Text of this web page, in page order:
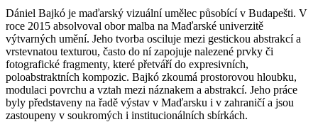
Dániel Bajkó je maďarský vizuální umělec působící v Budapešti. V
roce 2015 absolvoval obor malba na Maďarské univerzitě
výtvarných umění. Jeho tvorba osciluje mezi gestickou abstrakcí a
vrstevnatou texturou, často do ní zapojuje nalezené prvky či
fotografické fragmenty, které přetváří do expresivních,
poloabstraktních kompozic. Bajkó zkoumá prostorovou hloubku,
modulaci povrchu a vztah mezi náznakem a abstrakcí. Jeho práce
byly představeny na řadě výstav v Maďarsku i v zahraničí a jsou
zastoupeny v soukromých i institucionálních sbírkách.